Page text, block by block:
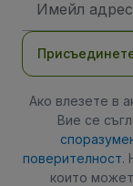
адрес
Ако влезете в
Вие се
поверителност.
които